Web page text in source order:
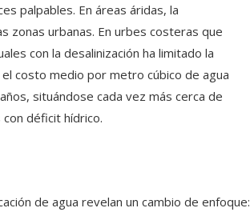
palpables. En áreas áridas, la
zonas urbanas. En urbes costeras que
con la desalinización ha limitado la
costo medio por metro cúbico de agua
situándose cada vez más cerca de
déficit hídrico.
de agua revelan un cambio de enfoque: